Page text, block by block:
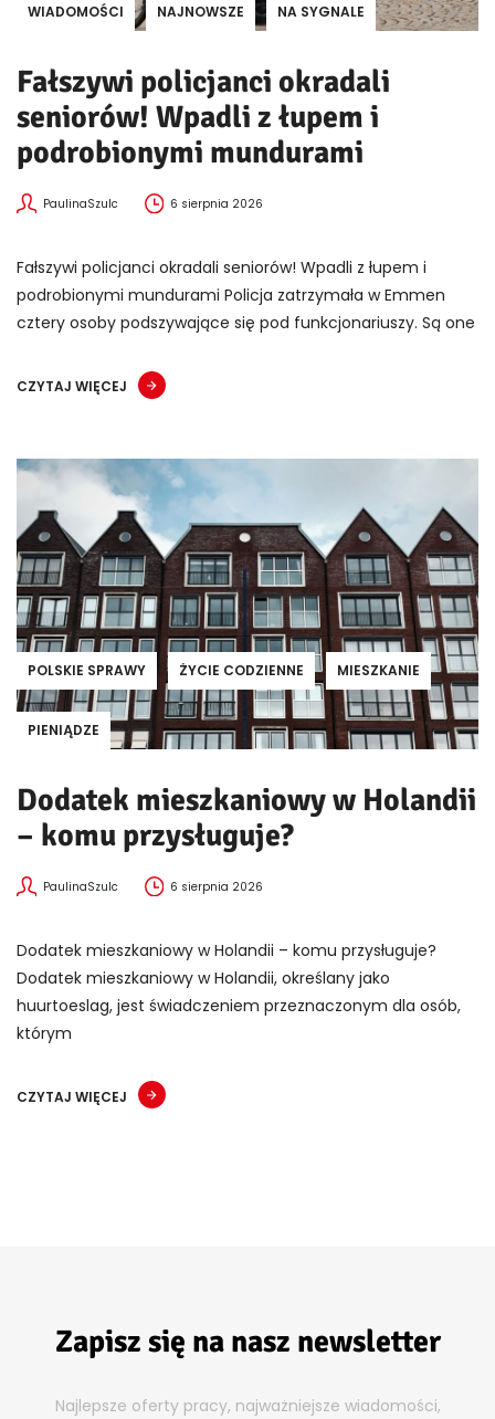
WIADOMOŚCI NAJNOWSZE NA SYGNALE
Fałszywi policjanci okradali
seniorów! Wpadli z łupem i
podrobionymi mundurami
PaulinaSzulc 6 sierpnia 2026
Fałszywi policjanci okradali seniorów! Wpadli z łupem i
podrobionymi mundurami Policja zatrzymała w Emmen
cztery osoby podszywające się pod funkcjonariuszy. Są one
CZYTAJ WIĘCEJ
POLSKIE SPRAWY ŻYCIE CODZIENNE MIESZKANIE
PIENIĄDZE
Dodatek mieszkaniowy w Holandii
– komu przysługuje?
PaulinaSzulc 6 sierpnia 2026
Dodatek mieszkaniowy w Holandii – komu przysługuje?
Dodatek mieszkaniowy w Holandii, określany jako
huurtoeslag, jest świadczeniem przeznaczonym dla osób,
którym
CZYTAJ WIĘCEJ
Zapisz się na nasz newsletter
Najlepsze oferty pracy, najważniejsze wiadomości,